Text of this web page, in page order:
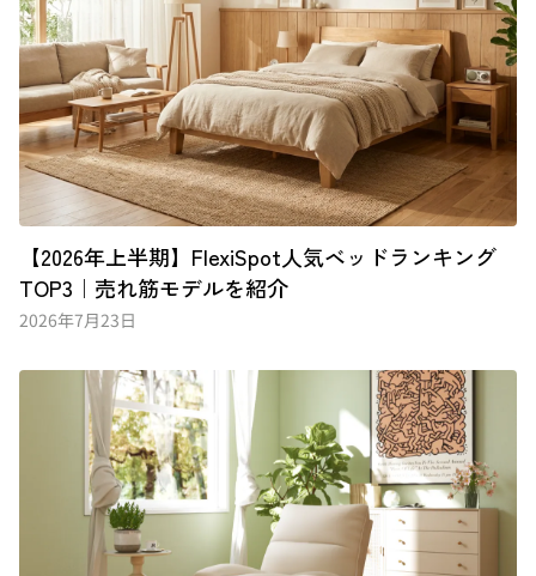
【2026年上半期】FlexiSpot人気ベッドランキング
TOP3｜売れ筋モデルを紹介
2026年7月23日